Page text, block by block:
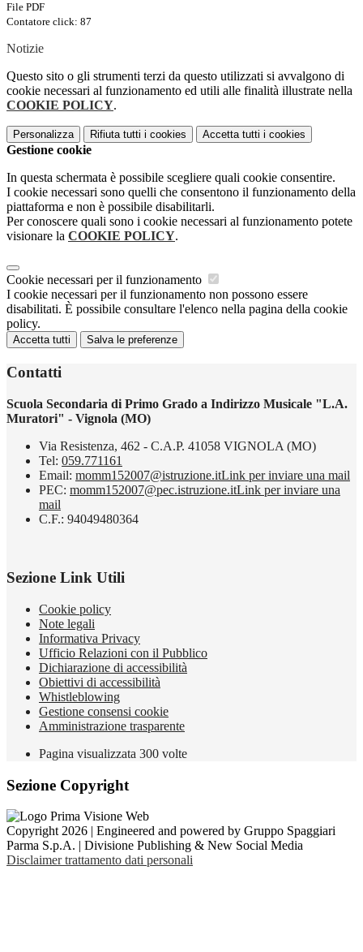
File PDF
Contatore click: 87
Notizie
Questo sito o gli strumenti terzi da questo utilizzati si avvalgono di
cookie necessari al funzionamento ed utili alle finalità illustrate nella
COOKIE POLICY.
Personalizza Rifiuta tutti i cookies Accetta tutti i cookies
Gestione cookie
In questa schermata è possibile scegliere quali cookie consentire.
I cookie necessari sono quelli che consentono il funzionamento della
piattaforma e non è possibile disabilitarli.
Per conoscere quali sono i cookie necessari al funzionamento potete
visionare la COOKIE POLICY.
Cookie necessari per il funzionamento
I cookie necessari per il funzionamento non possono essere
disabilitati. È possibile consultare l'elenco nella pagina della cookie
policy.
Accetta tutti Salva le preferenze
Contatti
Scuola Secondaria di Primo Grado a Indirizzo Musicale "L.A.
Muratori" - Vignola (MO)
Via Resistenza, 462 - C.A.P. 41058 VIGNOLA (MO)
Tel: 059.771161
Email: momm152007@istruzione.itLink per inviare una mail
PEC: momm152007@pec.istruzione.itLink per inviare una
mail
C.F.: 94049480364
Sezione Link Utili
Cookie policy
Note legali
Informativa Privacy
Ufficio Relazioni con il Pubblico
Dichiarazione di accessibilità
Obiettivi di accessibilità
Whistleblowing
Gestione consensi cookie
Amministrazione trasparente
Pagina visualizzata 300 volte
Sezione Copyright
Copyright 2026 | Engineered and powered by Gruppo Spaggiari
Parma S.p.A. | Divisione Publishing & New Social Media
Disclaimer trattamento dati personali